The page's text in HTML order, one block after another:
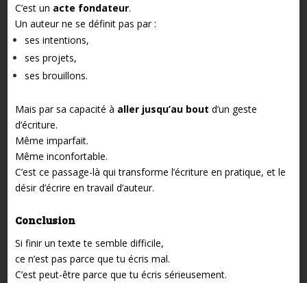
C’est un acte fondateur.
Un auteur ne se définit pas par :
ses intentions,
ses projets,
ses brouillons.
Mais par sa capacité à aller jusqu’au bout d’un geste
d’écriture.
Même imparfait.
Même inconfortable.
C’est ce passage-là qui transforme l’écriture en pratique, et le
désir d’écrire en travail d’auteur.
Conclusion
Si finir un texte te semble difficile,
ce n’est pas parce que tu écris mal.
C’est peut-être parce que tu écris sérieusement.